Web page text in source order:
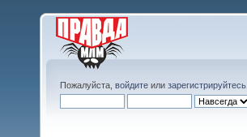
Пожалуйста, войдите или зарегистрируйтесь